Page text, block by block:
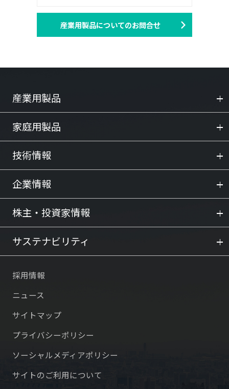
産業用製品についてのお問合せ
産業用製品
家庭用製品
技術情報
企業情報
株主・投資家情報
サステナビリティ
採用情報
ニュース
サイトマップ
プライバシーポリシー
ソーシャルメディアポリシー
サイトのご利用について